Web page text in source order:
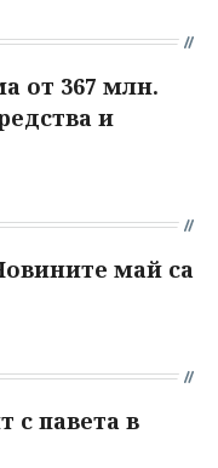
от 367 млн.
и
май са
с павета в